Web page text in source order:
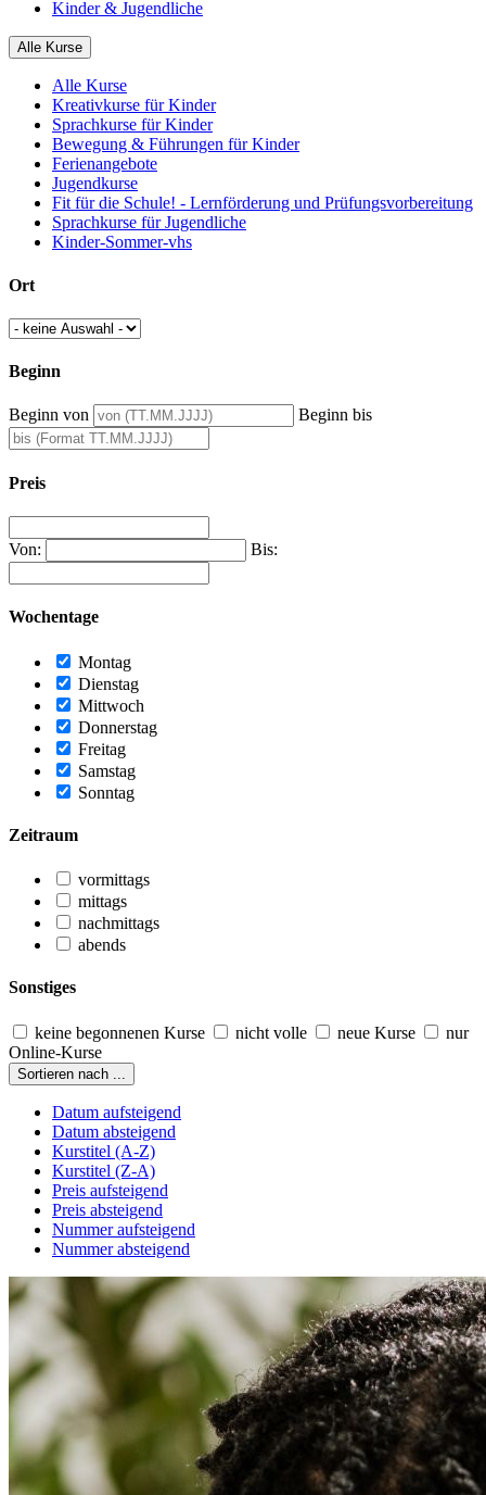
Kinder & Jugendliche
Alle Kurse
Alle Kurse
Kreativkurse für Kinder
Sprachkurse für Kinder
Bewegung & Führungen für Kinder
Ferienangebote
Jugendkurse
Fit für die Schule! - Lernförderung und Prüfungsvorbereitung
Sprachkurse für Jugendliche
Kinder-Sommer-vhs
Ort
Beginn
Beginn von Beginn bis
Preis
Von: Bis:
Wochentage
Montag
Dienstag
Mittwoch
Donnerstag
Freitag
Samstag
Sonntag
Zeitraum
vormittags
mittags
nachmittags
abends
Sonstiges
keine begonnenen Kurse nicht volle neue Kurse
nur
Online-Kurse
Sortieren nach ...
Datum aufsteigend
Datum absteigend
Kurstitel (A-Z)
Kurstitel (Z-A)
Preis aufsteigend
Preis absteigend
Nummer aufsteigend
Nummer absteigend